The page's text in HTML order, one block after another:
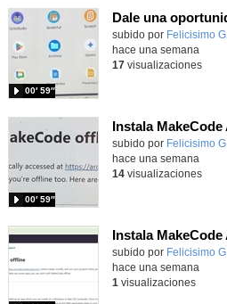
Contenido educativo.
subido por Felicisimo G.
00′ 59″
hace una semana
17visualizaciones
Contenido educativo.
subido por Felicisimo G.
00′ 59″
hace una semana
14visualizaciones
Contenido educativo.
subido por Felicisimo G.
hace una semana
1 visualizaciones